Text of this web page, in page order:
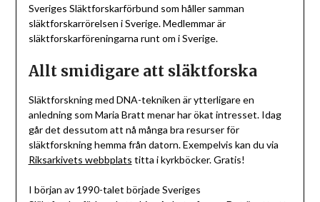
Sveriges Släktforskarförbund som håller samman
släktforskarrörelsen i Sverige. Medlemmar är
släktforskarföreningarna runt om i Sverige.
Allt smidigare att släktforska
Släktforskning med DNA-tekniken är ytterligare en
anledning som Maria Bratt menar har ökat intresset. Idag
går det dessutom att nå många bra resurser för
släktforskning hemma från datorn. Exempelvis kan du via
Riksarkivets webbplats titta i kyrkböcker. Gratis!
I början av 1990-talet började Sveriges